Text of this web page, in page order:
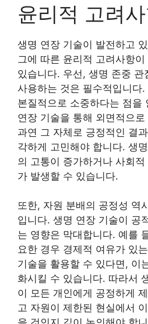
윤리적 고려
생명 연장 기술이 발전하고
그에 따른 윤리적 고려사항
있습니다. 우선, 생명 존중 관
사용하는 것은 필수적입니다
본질적으로 소중하다는 점을
연장 기술을 통해 외면적으
과연 그 자체로 긍정적인 결
각하게 고민해야 합니다. 생
의 고통이 증가하거나 사회
가 발생할 수 있습니다.
또한, 자원 분배의 공정성 역
입니다. 생명 연장 기술이 공
는 영향은 막대합니다. 예를
요한 경우 경제적 여유가 있
기술을 활용할 수 있다면, 이
화시킬 수 있습니다. 따라서
이 모든 개인에게 공정하게
고 자원이 제한된 현실에서